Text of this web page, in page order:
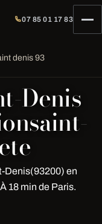
07 85 01 17 83
denis 93
Denis
Denis(93200) en
18 min de Paris.